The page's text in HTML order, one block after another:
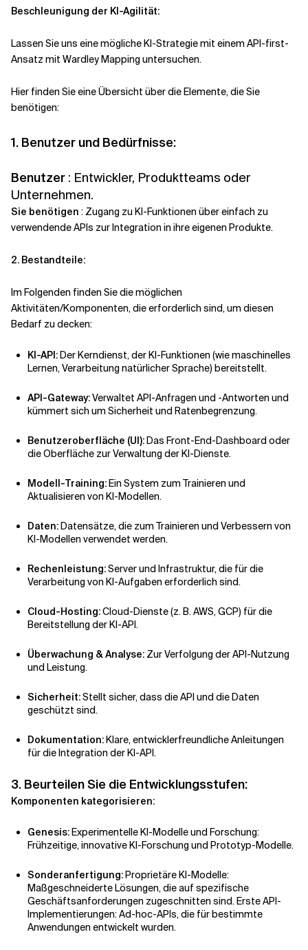
Beschleunigung der KI-Agilität:
Lassen Sie uns eine mögliche KI-Strategie mit einem API-first-
Ansatz mit Wardley Mapping untersuchen.
Hier finden Sie eine Übersicht über die Elemente, die Sie
benötigen:
1. Benutzer und Bedürfnisse:
Benutzer : Entwickler, Produktteams oder
Unternehmen.
Sie benötigen : Zugang zu KI-Funktionen über einfach zu
verwendende APIs zur Integration in ihre eigenen Produkte.
2. Bestandteile:
Im Folgenden finden Sie die möglichen
Aktivitäten/Komponenten, die erforderlich sind, um diesen
Bedarf zu decken:
KI-API:Der Kerndienst, der KI-Funktionen (wie maschinelles
Lernen, Verarbeitung natürlicher Sprache) bereitstellt.
API-Gateway:Verwaltet API-Anfragen und -Antworten und
kümmert sich um Sicherheit und Ratenbegrenzung.
Benutzeroberfläche (UI):Das Front-End-Dashboard oder
die Oberfläche zur Verwaltung der KI-Dienste.
Modell-Training:Ein System zum Trainieren und
Aktualisieren von KI-Modellen.
Daten:Datensätze, die zum Trainieren und Verbessern von
KI-Modellen verwendet werden.
Rechenleistung:Server und Infrastruktur, die für die
Verarbeitung von KI-Aufgaben erforderlich sind.
Cloud-Hosting:Cloud-Dienste (z. B. AWS, GCP) für die
Bereitstellung der KI-API.
Überwachung & Analyse: Zur Verfolgung der API-Nutzung
und Leistung.
Sicherheit:Stellt sicher, dass die API und die Daten
geschützt sind.
Dokumentation:Klare, entwicklerfreundliche Anleitungen
für die Integration der KI-API.
3. Beurteilen Sie die Entwicklungsstufen:
Komponenten kategorisieren:
Genesis:Experimentelle KI-Modelle und Forschung:
Frühzeitige, innovative KI-Forschung und Prototyp-Modelle.
Sonderanfertigung:Proprietäre KI-Modelle:
Maßgeschneiderte Lösungen, die auf spezifische
Geschäftsanforderungen zugeschnitten sind. Erste API-
Implementierungen: Ad-hoc-APIs, die für bestimmte
Anwendungen entwickelt wurden.